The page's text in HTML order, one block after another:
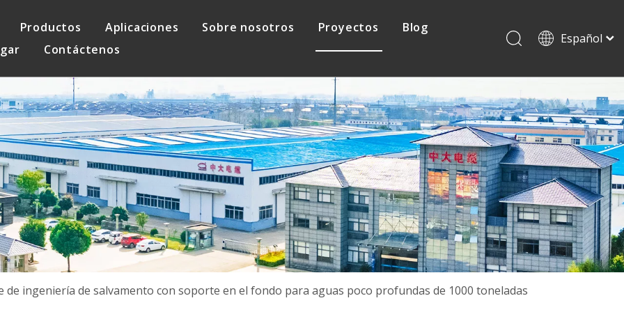
Productos
Cable de ascensor Cable protovoltaico
Cable de control Cable de mina
Aplicaciones Sobre nosotros
Seguro de calidad
Proyectos
Blog
Contáctenos
Español
Français
Pусский
日本語
한국어
de ingeniería de salvamento con soporte en el fondo para aguas poco profundas de 1000 toneladas